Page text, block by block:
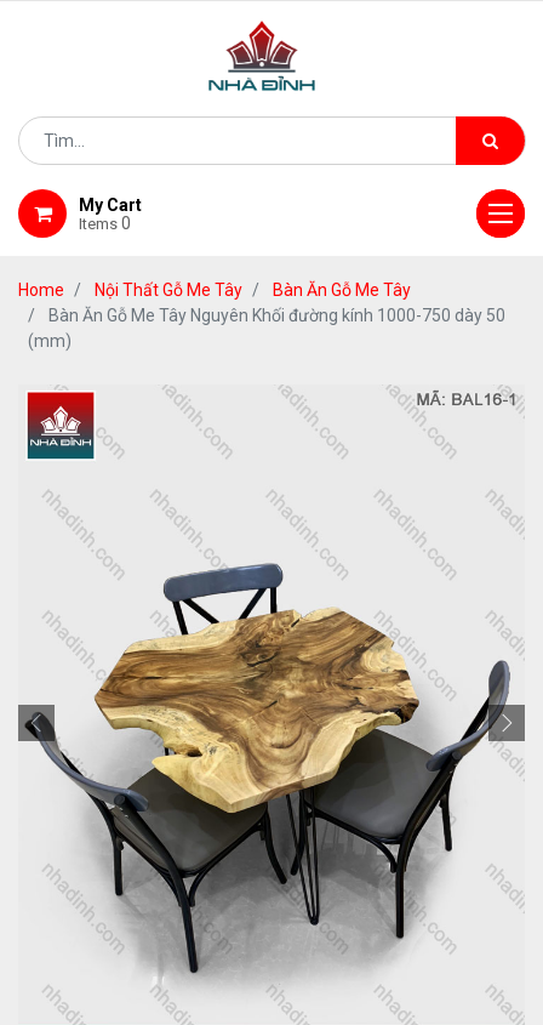
My Cart
Items 0
Home Nội Thất Gỗ Me Tây
Bàn Ăn Gỗ Me Tây
Bàn Ăn Gỗ Me Tây Nguyên Khối đường kính 1000-750 dày 50
(mm)